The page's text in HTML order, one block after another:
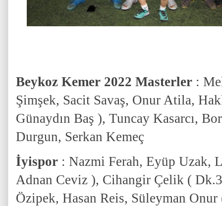
Beykoz Kemer 2022 Masterler :
Şimşek, Sacit Savaş, Onur Atila,
Günaydın Baş ), Tuncay Kasarcı,
Durgun, Serkan Kemeç
İyispor : Nazmi Ferah, Eyüp Uzak,
Adnan Ceviz ), Cihangir Çelik (
Özipek, Hasan Reis, Süleyman